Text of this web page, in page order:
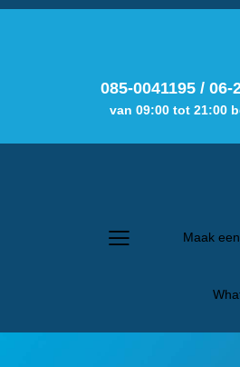
085-0041195 / 06-
van 09:00 tot 21:00
Maak